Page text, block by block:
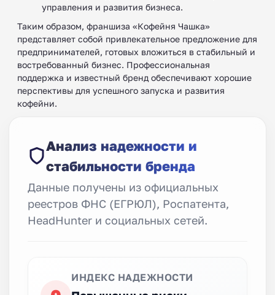
управления и развития бизнеса.
Таким образом, франшиза «Кофейня Чашка»
представляет собой привлекательное предложение для
предпринимателей, готовых вложиться в стабильный и
востребованный бизнес. Профессиональная
поддержка и известный бренд обеспечивают хорошие
перспективы для успешного запуска и развития
кофейни.
Анализ надежности и
стабильности бренда
Данные получены из официальных
реестров ФНС (ЕГРЮЛ), Роспатента,
HeadHunter и социальных сетей.
ИНДЕКС НАДЕЖНОСТИ